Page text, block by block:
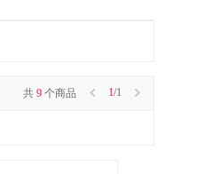
1/1
共 9 个商品